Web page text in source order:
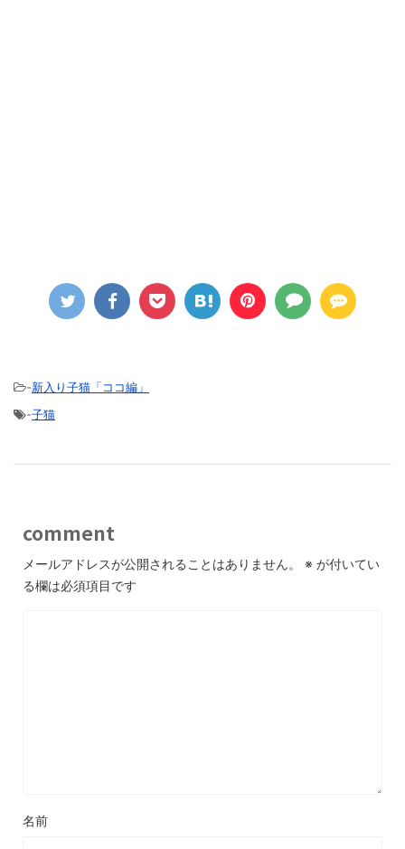
-新入り子猫「ココ編」
-子猫
comment
メールアドレスが公開されることはありません。 ※ が付いてい
る欄は必須項目です
名前